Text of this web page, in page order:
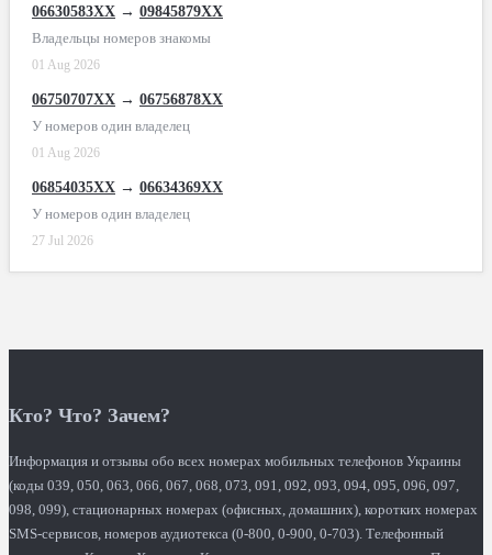
06630583XX → 09845879XX
Владельцы номеров знакомы
01 Aug 2026
06750707XX → 06756878XX
У номеров один владелец
01 Aug 2026
06854035XX → 06634369XX
У номеров один владелец
27 Jul 2026
Кто? Что? Зачем?
Информация и отзывы обо всех номерах мобильных телефонов Украины
(коды 039, 050, 063, 066, 067, 068, 073, 091, 092, 093, 094, 095, 096, 097,
098, 099), стационарных номерах (офисных, домашних), коротких номерах
SMS-сервисов, номеров аудиотекса (0-800, 0-900, 0-703). Телефонный